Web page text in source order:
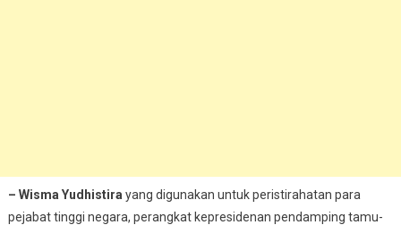
– Wisma Yudhistira yang digunakan untuk peristirahatan para
pejabat tinggi negara, perangkat kepresidenan pendamping tamu-